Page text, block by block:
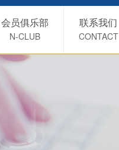
会员俱乐部
N-CLUB
联系我们
CONTACT